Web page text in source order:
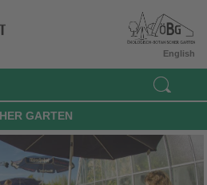
English
GARTEN